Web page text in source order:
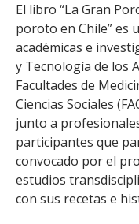
El libro “La Gran
poroto en Chile” es
académicas e
y Tecnología de los
Facultades de
Ciencias Sociales
junto a
participantes que
convocado por el
estudios
con sus recetas e